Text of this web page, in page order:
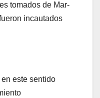
tomados de Mar-
incautados
este sentido